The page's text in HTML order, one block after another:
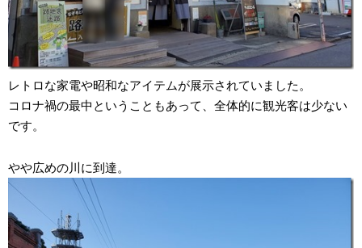
レトロな家電や昭和なアイテムが展示されていました。
コロナ禍の最中ということもあって、全体的に観光客は少ない
です。
やや広めの川に到達。